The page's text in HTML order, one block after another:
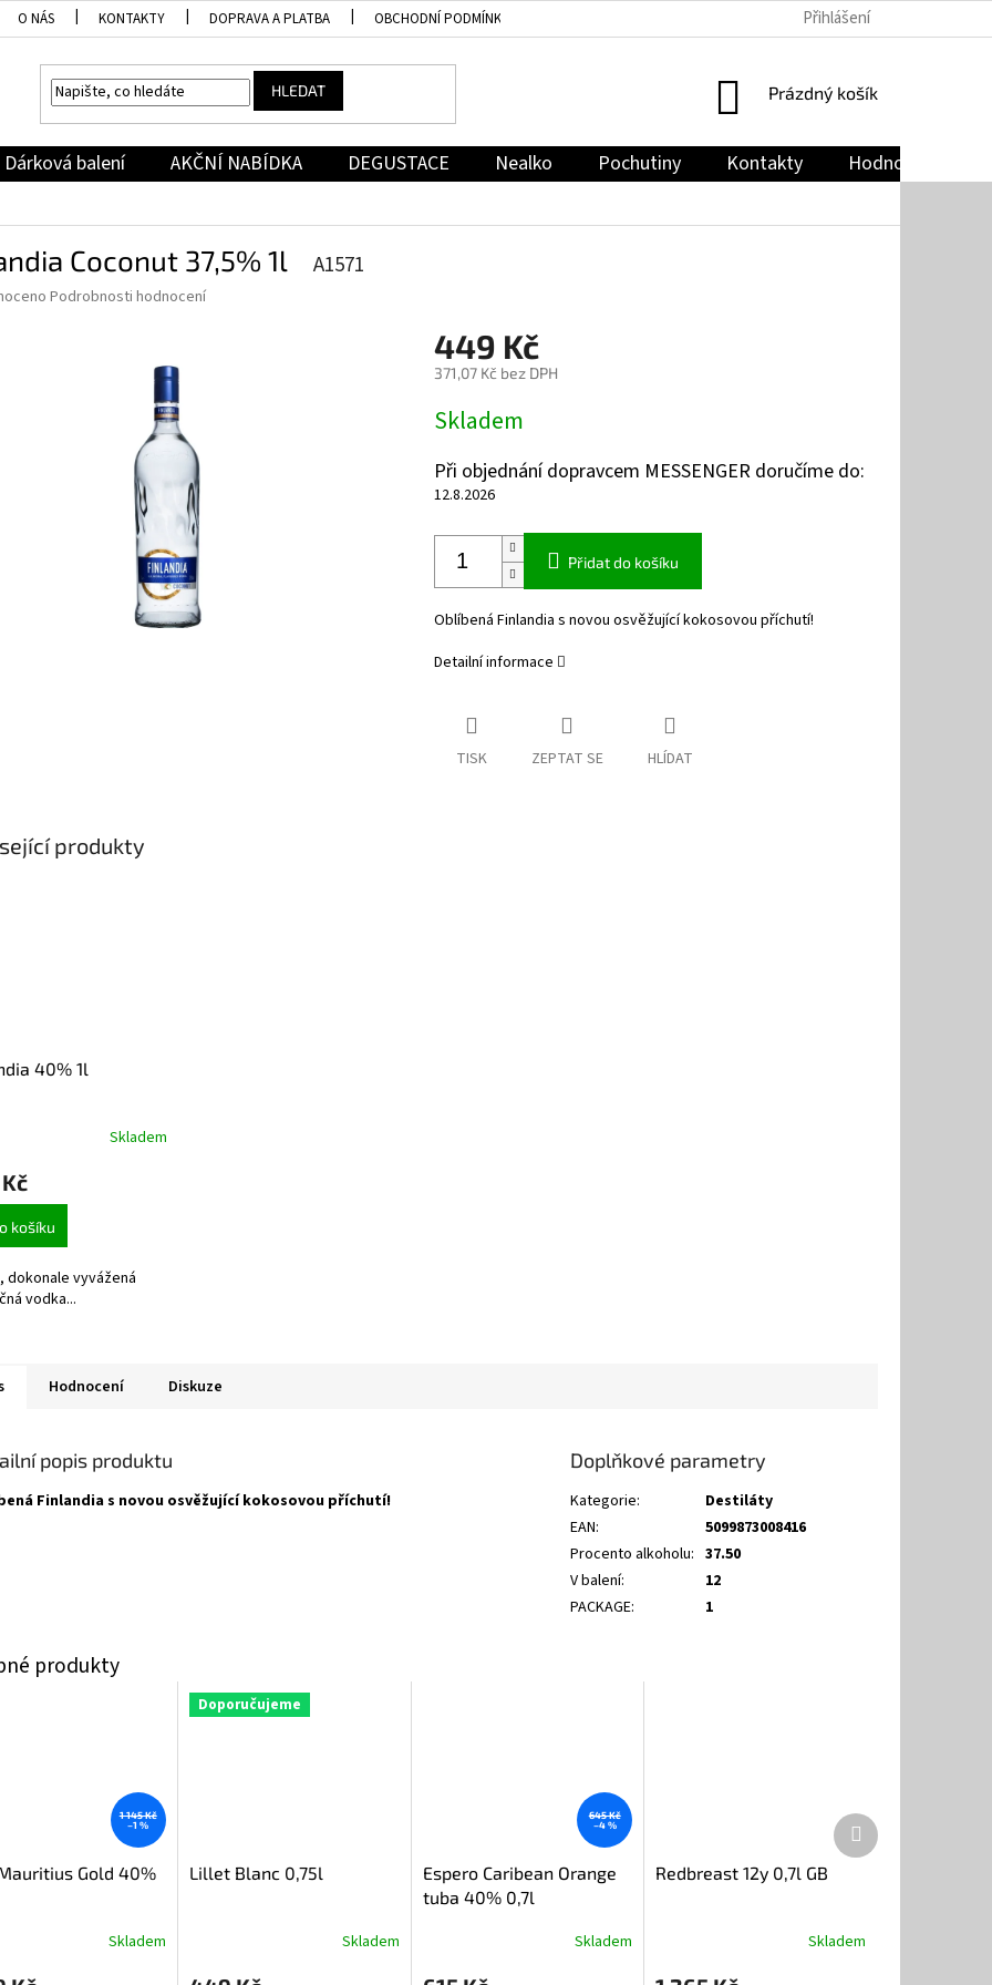
O NÁS KONTAKTY DOPRAVA A PLATBA OBCHODNÍ PODMÍNKY JAK NAKUPOVAT
Přihlášení
HLEDAT
NÁKUPNÍ
Prázdný košík
Dárková balení AKČNÍ NABÍDKA DEGUSTACE Nealko Pochutiny Kontakty Hodnocení
Coconut 37,5% 1l A1571
Podrobnosti hodnocení
449 Kč
371,07 Kč bez DPH
cena:
Skladem
Při objednání dopravcem MESSENGER doručíme do:
12.8.2026
Přidat do košíku
Oblíbená Finlandia s novou osvěžující kokosovou příchutí!
Detailní informace
TISK ZEPTAT SE HLÍDAT
produkty
40% 1l
Skladem
košíku
dokonale vyvážená
vodka...
Hodnocení Diskuze
popis produktu
Finlandia s novou osvěžující kokosovou příchutí!
Doplňkové parametry
Kategorie:
Destiláty
EAN:
5099873008416
Procento alkoholu: 37.50
V balení:
12
PACKAGE: 1
1 145 Kč
–1 %
Gold 40%
Skladem
Doporučujeme
Lillet Blanc 0,75l
Skladem
645 Kč
–4 %
Espero Caribean Orange
tuba 40% 0,7l
Skladem
Redbreast 12y 0,7l GB
Skladem
Další
produkt